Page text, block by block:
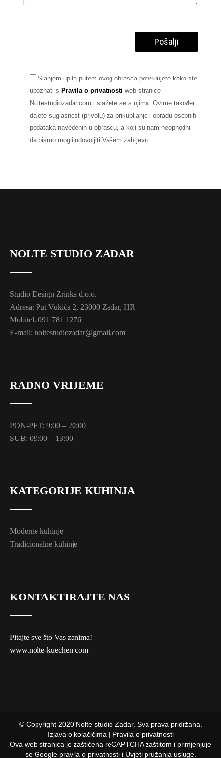
Slanjem upita putem ovog obrasca potvrđujete kako ste
upoznati s Pravila o privatnosti web stranice
Noltestudiozadar.com i slažete se s njima. Ovime također
dajete suglasnost (privolu) za prikupljanje i obradu osobnih
podataka navedenih u obrascu, a koji su nam neophodni
da bismo mogli udovoljiti Vašem zahtjevu.
NOLTE STUDIO ZADAR
Studio Design Zrinka d.o.o.
Adresa: Put Vukića 2, 23000 Zadar, HR
Mobitel: 091 781 1276
E-mail: noltestudiozadar@gmail.com
RADNO VRIJEME
PON-PET: 9:00 – 20:00
SUB: 09:00 – 13:00
KATEGORIJE KUHINJA
Moderne kuhinje
Tradicionalne kuhinje
KONTAKTIRAJTE NAS
Pitajte sve što Vas zanima!
www.nolte-kuechen.com
© Copyright 2020 Nolte studio Zadar. Sva prava pridržana.
Izjava o kolačičima | Pravila o privatnosti
Ova web stranica je zaštićena reCAPTCHA zaštitom i primjenjuje
se Google pravila o privatnosti i Uvjeti pružanja usluge.